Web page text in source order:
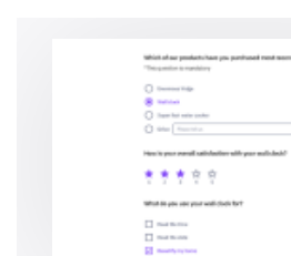
Have you discussed this
your immediate supervisor?
No
Enter your supervisor's